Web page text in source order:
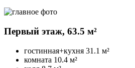
Первый этаж, 63.5 м²
гостинная+кухня 31.1 м²
комната 10.4 м²